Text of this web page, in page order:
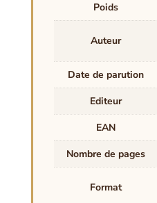
Poids
Auteur
Date de parution
Editeur
EAN
Nombre de pages
Format